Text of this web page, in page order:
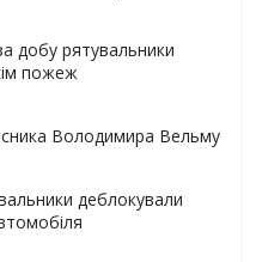
добу рятувальники
пожеж
Володимира Вельму
деблокували